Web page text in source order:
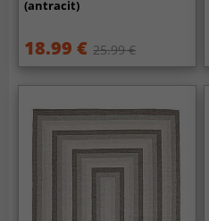
(antracit)
18.99 € 25.99 €